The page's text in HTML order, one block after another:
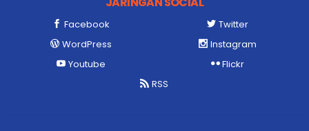
Facebook
Twitter
WordPress
Instagram
Youtube
Flickr
RSS